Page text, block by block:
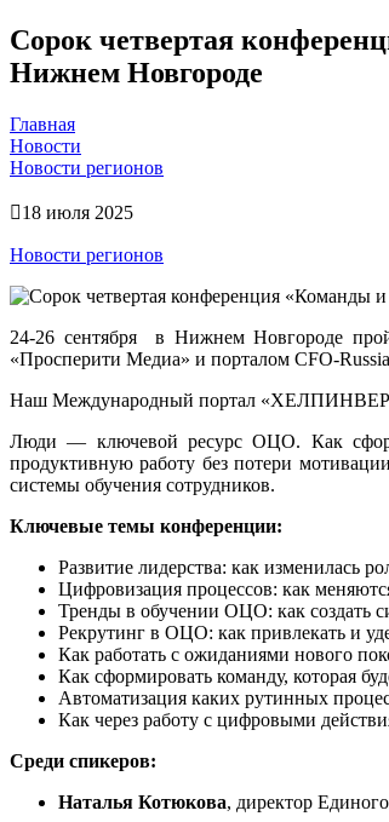
Сорок четвертая
Нижнем Новгороде
Главная
Новости
Новости регионов
18 июля 2025
Новости регионов
24-26 сентября в Нижнем Новгороде
«Просперити Медиа» и порталом CFO-
Наш Международный портал «ХЕЛПИНВЕР
Люди — ключевой ресурс ОЦО. Как
продуктивную работу без потери
системы обучения сотрудников.
Ключевые темы конференции:
Развитие лидерства: как изменилась
Цифровизация процессов: как
Тренды в обучении ОЦО: как создать
Рекрутинг в ОЦО: как привлекать и
Как работать с ожиданиями нового
Как сформировать команду, которая
Автоматизация каких рутинных
Как через работу с цифровыми
Среди спикеров:
Наталья Котюкова, директор